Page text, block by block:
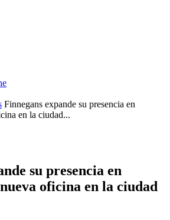
Finnegans expande su presencia en
en la ciudad...
su presencia en
oficina en la ciudad